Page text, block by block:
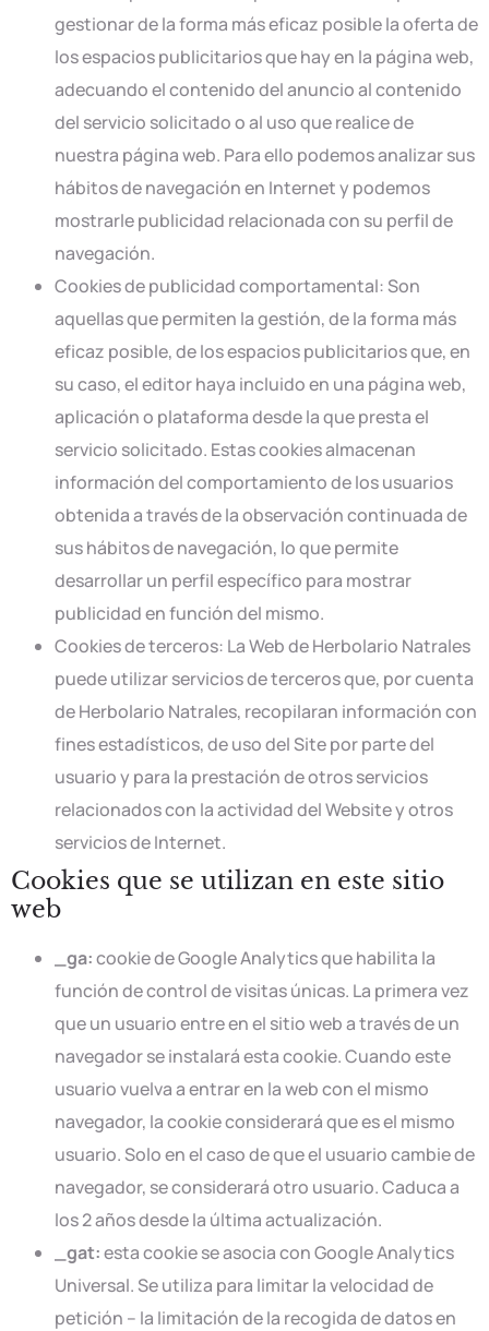
gestionar de la forma más eficaz posible la oferta de
los espacios publicitarios que hay en la página web,
adecuando el contenido del anuncio al contenido
del servicio solicitado o al uso que realice de
nuestra página web. Para ello podemos analizar sus
hábitos de navegación en Internet y podemos
mostrarle publicidad relacionada con su perfil de
navegación.
Cookies de publicidad comportamental: Son
aquellas que permiten la gestión, de la forma más
eficaz posible, de los espacios publicitarios que, en
su caso, el editor haya incluido en una página web,
aplicación o plataforma desde la que presta el
servicio solicitado. Estas cookies almacenan
información del comportamiento de los usuarios
obtenida a través de la observación continuada de
sus hábitos de navegación, lo que permite
desarrollar un perfil específico para mostrar
publicidad en función del mismo.
Cookies de terceros: La Web de Herbolario Natrales
puede utilizar servicios de terceros que, por cuenta
de Herbolario Natrales, recopilaran información con
fines estadísticos, de uso del Site por parte del
usuario y para la prestación de otros servicios
relacionados con la actividad del Website y otros
servicios de Internet.
Cookies que se utilizan en este sitio
web
_ga:cookie de Google Analytics que habilita la
función de control de visitas únicas. La primera vez
que un usuario entre en el sitio web a través de un
navegador se instalará esta cookie. Cuando este
usuario vuelva a entrar en la web con el mismo
navegador, la cookie considerará que es el mismo
usuario. Solo en el caso de que el usuario cambie de
navegador, se considerará otro usuario. Caduca a
los 2 años desde la última actualización.
_gat:esta cookie se asocia con Google Analytics
Universal. Se utiliza para limitar la velocidad de
petición – la limitación de la recogida de datos en